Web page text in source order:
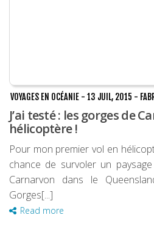
VOYAGES EN OCÉANIE - 13 JUIL, 2015 -
J’ai testé : les gorges de
hélicoptère !
Pour mon premier vol en
chance de survoler un
Carnarvon dans le
Gorges[...]
Read more